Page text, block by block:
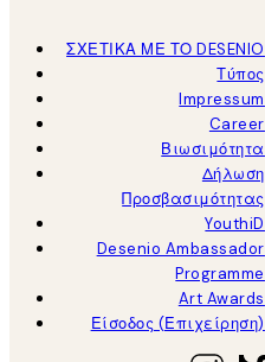
ΣΧΕΤΙΚΑ ΜΕ ΤΟ DESENIO
Τύπος
Impressum
Career
Βιωσιμότητα
Δήλωση
Προσβασιμότητας
YouthiD
Desenio Ambassador
Programme
Art Awards
Είσοδος (Επιχείρηση)